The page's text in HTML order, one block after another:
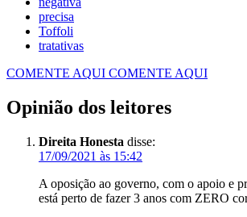
precisa
Toffoli
tratativas
COMENTE AQUI COMENTE AQUI
Opinião dos leitores
Direita Honesta disse:
17/09/2021 às 15:42
A oposição ao governo, com o apoio e
está perto de fazer 3 anos com ZERO